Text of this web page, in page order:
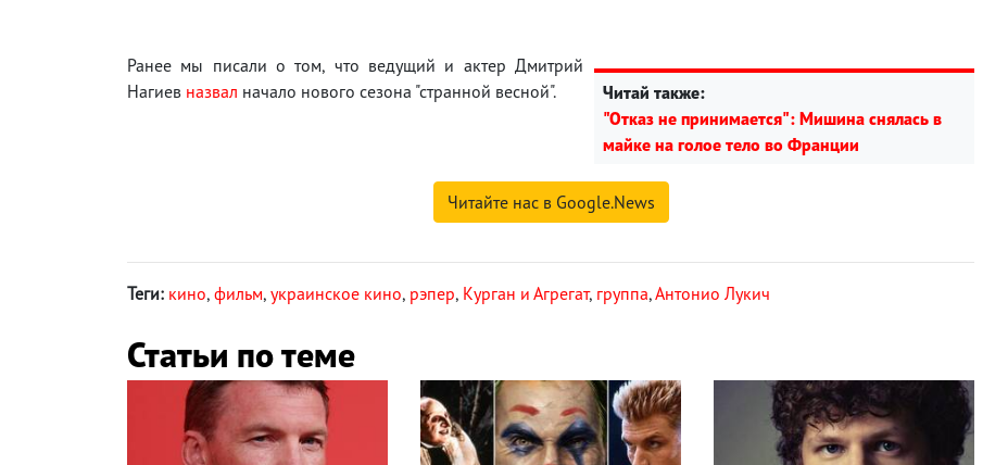
Читай также:
"Отказ не принимается": Мишина снялась в
майке на голое тело во Франции
Ранее мы писали о том, что ведущий и актер Дмитрий
Нагиев назвал начало нового сезона "странной весной".
Читайте нас в Google.News
Теги: кино, фильм, украинское кино, рэпер, Курган и Агрегат, группа,Антонио Лукич
Статьи по теме